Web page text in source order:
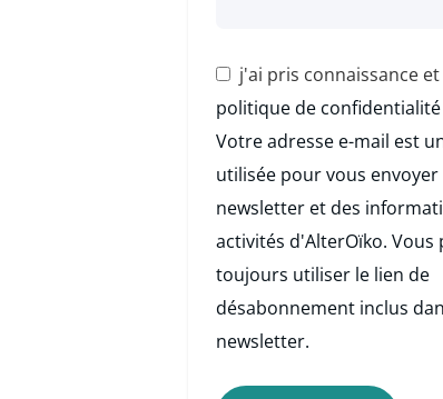
j'ai pris connaissance
politique de confidentialité
Votre adresse e-mail est
utilisée pour vous
newsletter et des
activités d'AlterOïko. Vous
toujours utiliser le lien de
désabonnement inclus
newsletter.